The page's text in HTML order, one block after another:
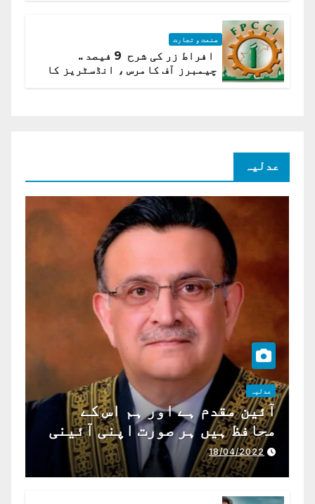
صنعت و تجارت
افراط زر کی شرح 9 فیصد ..
چیمبرز آف کامرس ، انڈسٹریز کا
عدلیہ
عدلیہ
آئین مقدم ہے اور ہم اس کے
محافظ ہیں ہر صورت اپنی آئینی
ذمہ داری ادا کرینگے ، چیف
جسٹس پاکستان
18/04/2022